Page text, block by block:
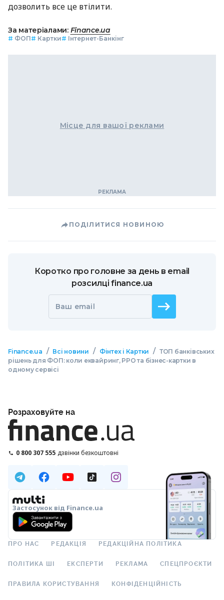
дозволить все це втілити.
За матеріалами: Finance.ua
# ФОП# Картки# Інтернет-Банкінг
Місце для вашої реклами
ПОДІЛИТИСЯ НОВИНОЮ
Коротко про головне за день в email
розсилці finance.ua
Ваш email
Finance.ua / Всі новини / Фінтех і Картки / ТОП банківських
рішень для ФОП: коли еквайринг, РРО та бізнес-картки в
одному сервісі
Розраховуйте на
0 800 307 555 дзвінки безкоштовні
Застосунок від Finance.ua
ПРО НАС РЕДАКЦІЯ РЕДАКЦІЙНА ПОЛІТИКА
ПОЛІТИКА ШІ ЕКСПЕРТИ РЕКЛАМА СПЕЦПРОЄКТИ
ПРАВИЛА КОРИСТУВАННЯ КОНФІДЕНЦІЙНІСТЬ